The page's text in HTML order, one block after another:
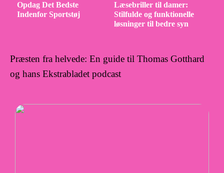
Opdag Det Bedste
Indenfor Sportstøj
Læsebriller til damer:
Stilfulde og funktionelle
løsninger til bedre syn
Præsten fra helvede: En guide til Thomas Gotthard
og hans Ekstrabladet podcast